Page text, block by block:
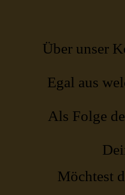
Über unser
Egal aus
Als Folge
Möchtest